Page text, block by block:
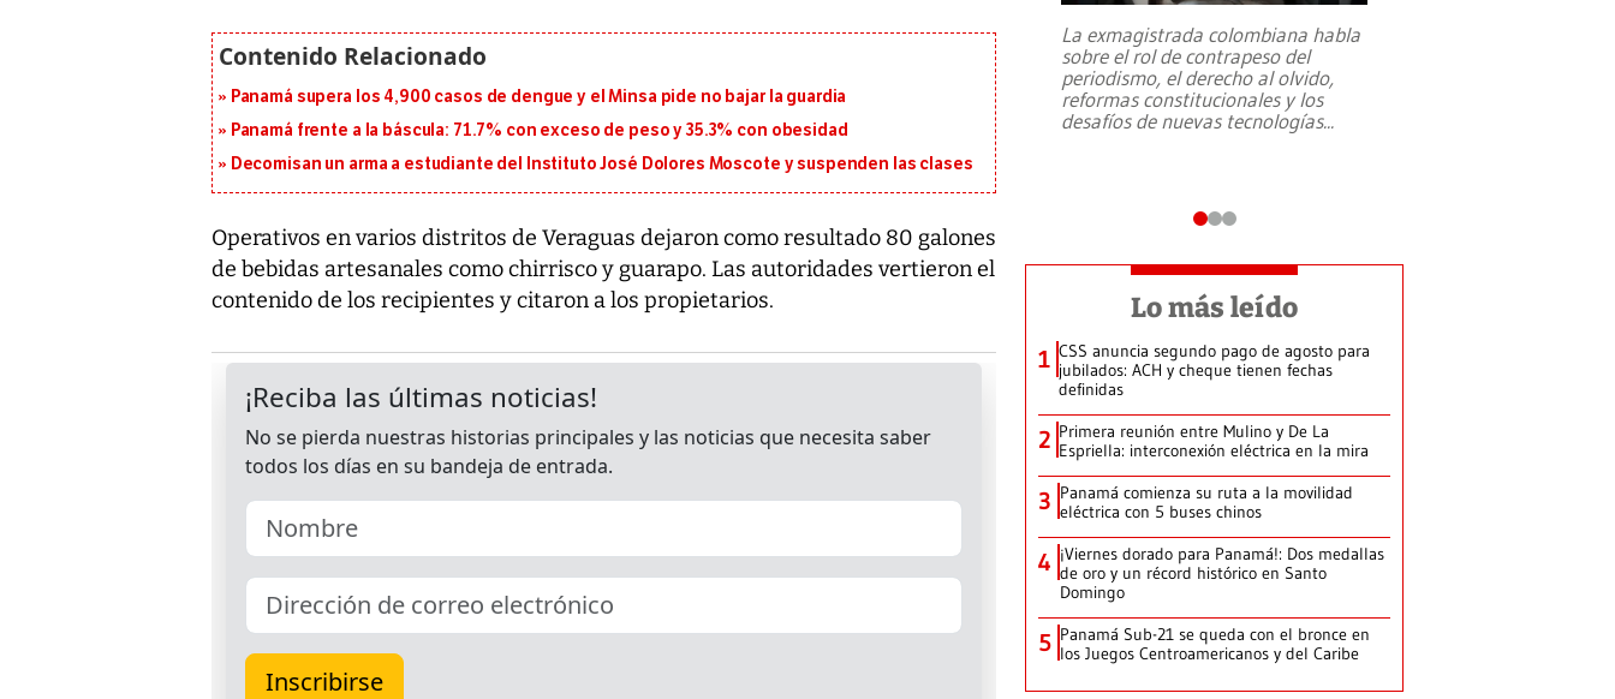
Panamá supera los 4,900 casos de dengue y el Minsa pide no bajar la guardia
Panamá frente a la báscula: 71.7% con exceso de peso y 35.3% con obesidad
Decomisan un arma a estudiante del Instituto José Dolores Moscote y suspenden las clases
Operativos en varios distritos de Veraguas dejaron como resultado 80 galones
de bebidas artesanales como chirrisco y guarapo. Las autoridades vertieron el
contenido de los recipientes y citaron a los propietarios.
al sur de Japón, provocando una
La exmagistrada colombiana habla
sobre el rol de contrapeso del
periodismo, el derecho al olvido,
reformas constitucionales y los
desafíos de nuevas tecnologías...
Lo más leído
1 CSS anuncia segundo pago de agosto para
jubilados: ACH y cheque tienen fechas
definidas
2 Primera reunión entre Mulino y De La
Espriella: interconexión eléctrica en la mira
3 Panamá comienza su ruta a la movilidad
eléctrica con 5 buses chinos
4 ¡Viernes dorado para Panamá!: Dos medallas
de oro y un récord histórico en Santo
Domingo
5 Panamá Sub-21 se queda con el bronce en
los Juegos Centroamericanos y del Caribe